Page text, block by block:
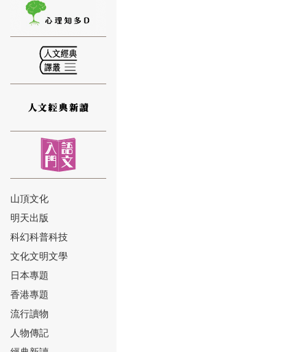
⑫
⑬
⑭
山頂文化
明天出版
科幻科普科技
文化文明文學
日本專題
香港專題
流行讀物
人物傳記